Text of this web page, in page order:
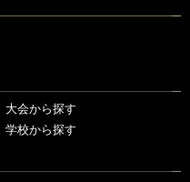
大会から探す
学校から探す